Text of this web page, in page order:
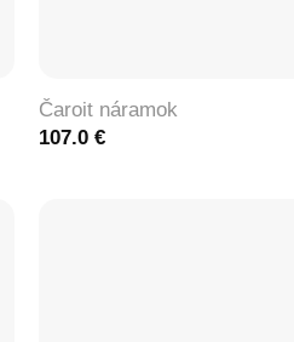
Čaroit náramok
107.0€